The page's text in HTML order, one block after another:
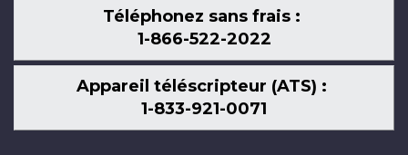
Téléphonez sans frais :
1-866-522-2022
Appareil téléscripteur (ATS) :
1-833-921-0071